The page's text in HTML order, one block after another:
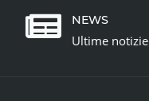
NEWS
Ultime notizie